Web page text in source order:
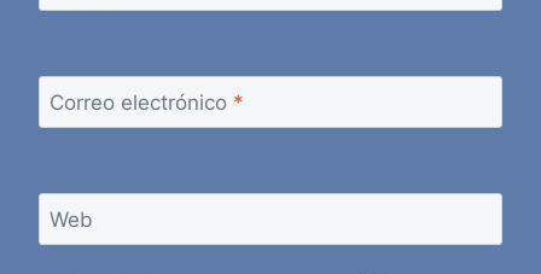
Correo electrónico *
Web